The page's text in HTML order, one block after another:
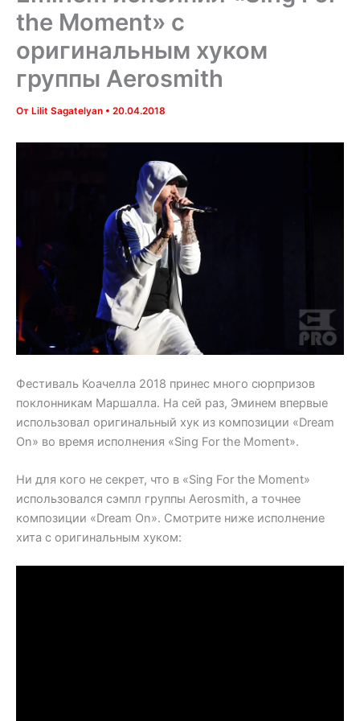
the Moment» с
оригинальным хуком
группы Aerosmith
От Lilit Sagatelyan • 20.04.2018
Фестиваль Коачелла 2018 принес много сюрпризов
поклонникам Маршалла. На сей раз, Эминем впервые
использовал оригинальный хук из композиции «Dream
On» во время исполнения «Sing For the Moment».
Ни для кого не секрет, что в «Sing For the Moment»
использовался сэмпл группы Aerosmith, а точнее
композиции «Dream On». Смотрите ниже исполнение
хита с оригинальным хуком: